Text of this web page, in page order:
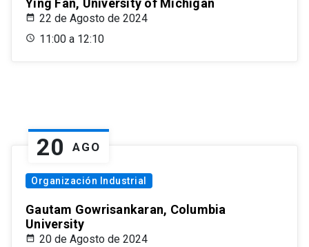
Ying Fan, University of Michigan
22 de Agosto de 2024
11:00 a 12:10
20 AGO
Organización Industrial
Gautam Gowrisankaran, Columbia
University
20 de Agosto de 2024